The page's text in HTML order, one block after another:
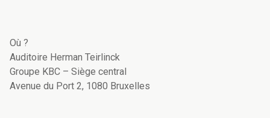
Où ?
Auditoire Herman Teirlinck
Groupe KBC – Siège central
Avenue du Port 2, 1080 Bruxelles